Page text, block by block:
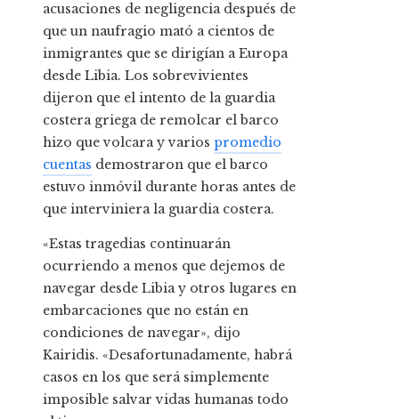
acusaciones de negligencia después de
que un naufragio mató a cientos de
inmigrantes que se dirigían a Europa
desde Libia. Los sobrevivientes
dijeron que el intento de la guardia
costera griega de remolcar el barco
hizo que volcara y varios promedio
cuentas demostraron que el barco
estuvo inmóvil durante horas antes de
que interviniera la guardia costera.
«Estas tragedias continuarán
ocurriendo a menos que dejemos de
navegar desde Libia y otros lugares en
embarcaciones que no están en
condiciones de navegar», dijo
Kairidis. «Desafortunadamente, habrá
casos en los que será simplemente
imposible salvar vidas humanas todo